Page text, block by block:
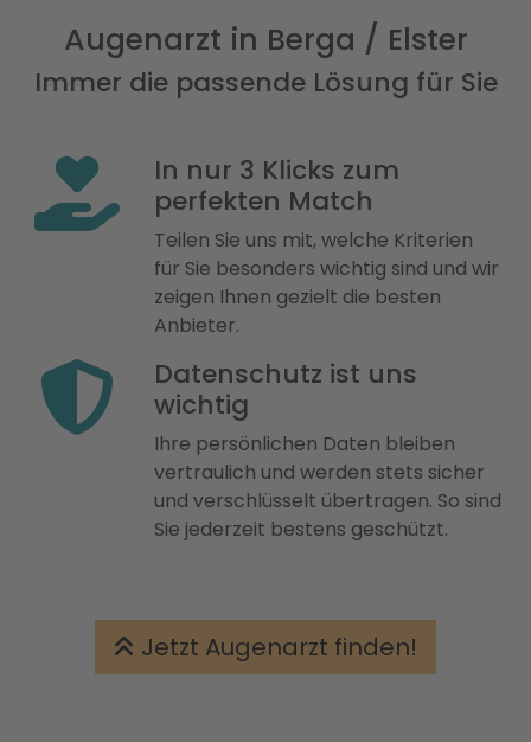
Augenarzt in Berga / Elster
Immer die passende Lösung für Sie
In nur 3 Klicks zum
perfekten Match
Teilen Sie uns mit, welche Kriterien
für Sie besonders wichtig sind und wir
zeigen Ihnen gezielt die besten
Anbieter.
Datenschutz ist uns
wichtig
Ihre persönlichen Daten bleiben
vertraulich und werden stets sicher
und verschlüsselt übertragen. So sind
Sie jederzeit bestens geschützt.
Jetzt Augenarzt finden!